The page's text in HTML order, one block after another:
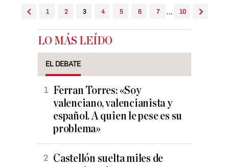
1 2 3 4 5 6 7 ... 10
LO MÁS LEÍDO
EL DEBATE
Ferran Torres: «Soy
valenciano, valencianista y
español. A quien le pese es su
problema»
Castellón suelta miles de